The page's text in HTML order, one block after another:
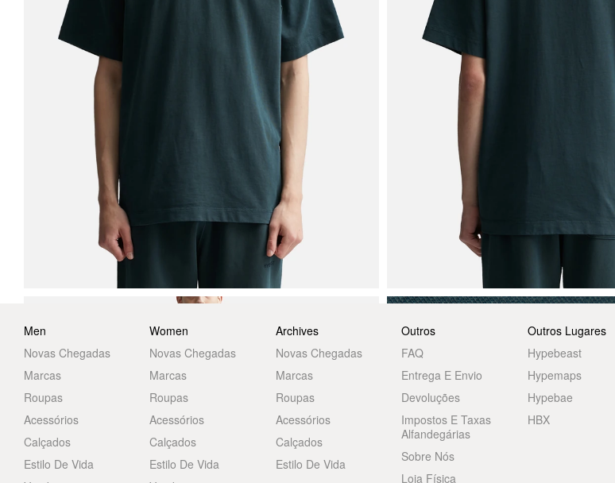
Men
Novas Chegadas
Marcas
Roupas
Acessórios
Calçados
Estilo De Vida
Women
Novas Chegadas
Marcas
Roupas
Acessórios
Calçados
Estilo De Vida
Archives
Novas Chegadas
Marcas
Roupas
Acessórios
Calçados
Estilo De Vida
Outros
FAQ
Entrega E Envio
Devoluções
Impostos E Taxas
Alfandegárias
Sobre Nós
Loja Física
Outros Lugares
Hypebeast
Hypemaps
Hypebae
HBX